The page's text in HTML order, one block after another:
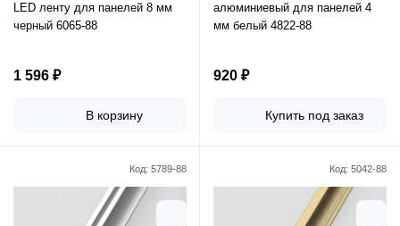
LED ленту для панелей 8 мм
черный 6065-88
1 596 ₽
В корзину
алюминиевый для панелей 4
мм белый 4822-88
920 ₽
Купить под заказ
Код: 5789-88 Код: 5042-88